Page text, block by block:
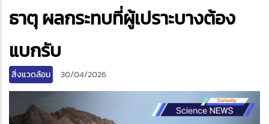
ธาตุ ผลกระทบที่ผู้เปราะบางต้อง
แบกรับ
สิ่งแวดล้อม 30/04/2026